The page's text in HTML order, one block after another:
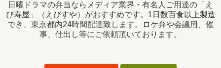
日曜ドラマの弁当ならメディア業界・有名人ご用達の「え
び寿屋」（えびすや）がおすすめです。1日数百食以上製造
でき、東京都内24時間配達致します。ロケ弁や会議用、催
事、仕出し等にご依頼頂いております。